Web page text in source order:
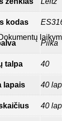
kodas
Pilka
talpa 40
lapais 40
40